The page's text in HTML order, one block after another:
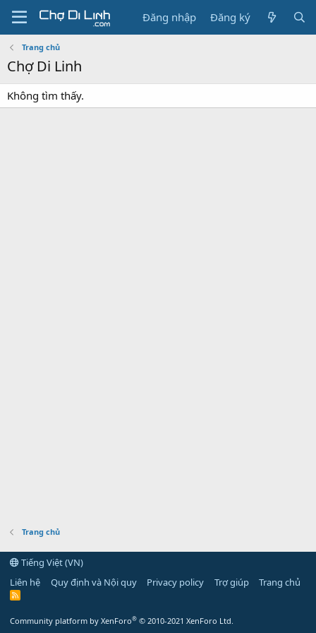
Đăng nhập Đăng ký
Trang chủ
Chợ Di Linh
Không tìm thấy.
Trang chủ
Tiếng Việt (VN)
Liên hệ
Quy định và Nội quy Privacy policy Trợ giúp Trang chủ
R
Community platform by XenForo® © 2010-2021 XenForo Ltd.